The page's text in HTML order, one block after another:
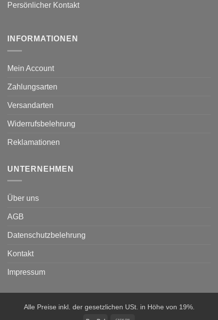
Persönlicher Kontakt
INFORMATIONEN
Mein Account
Zahlungsarten
Versandarten
Widerrufsbelehrung
Reklamationen
UNTERNEHMEN
Über uns
AGB
Datenschutzbelehrung
Kontakt
Impressum
Alle Preise inkl. der gesetzlichen USt. in Höhe von 19%.